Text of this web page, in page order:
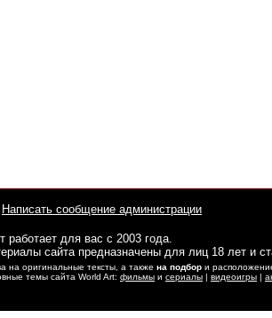
Написать сообщение администрации
работает для вас с 2003 года.
сайта предназначены для лиц 18 лет и
на оригинальные тексты, а также на подбор и
темы сайта World Art: фильмы и сериалы | видеоигры |